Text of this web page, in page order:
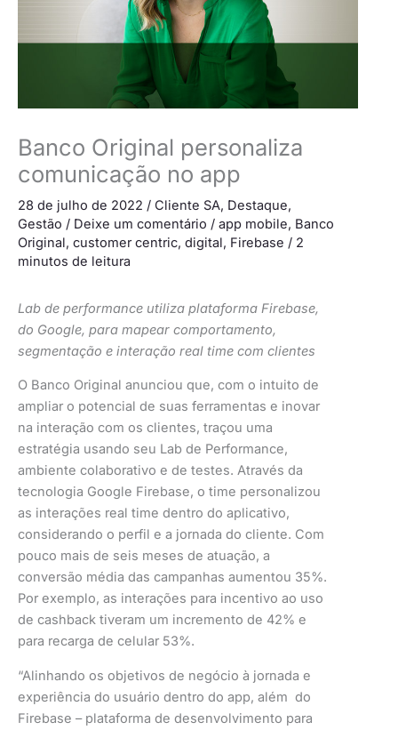
Banco Original personaliza
comunicação no app
28 de julho de 2022 / Cliente SA, Destaque,
Gestão / Deixe um comentário / app mobile, Banco
Original, customer centric, digital, Firebase / 2
minutos de leitura
Lab de performance utiliza plataforma Firebase,
do Google, para mapear comportamento,
segmentação e interação real time com clientes
O Banco Original anunciou que, com o intuito de
ampliar o potencial de suas ferramentas e inovar
na interação com os clientes, traçou uma
estratégia usando seu Lab de Performance,
ambiente colaborativo e de testes. Através da
tecnologia Google Firebase, o time personalizou
as interações real time dentro do aplicativo,
considerando o perfil e a jornada do cliente. Com
pouco mais de seis meses de atuação, a
conversão média das campanhas aumentou 35%.
Por exemplo, as interações para incentivo ao uso
de cashback tiveram um incremento de 42% e
para recarga de celular 53%.
“Alinhando os objetivos de negócio à jornada e
experiência do usuário dentro do app, além do
Firebase – plataforma de desenvolvimento para